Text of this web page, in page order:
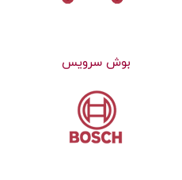
بوش سرویس